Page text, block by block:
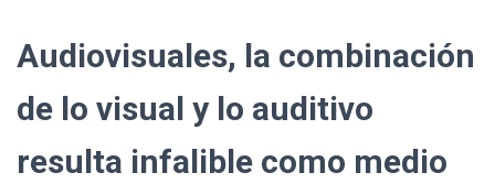
Audiovisuales, la combinación
de lo visual y lo auditivo
resulta infalible como medio